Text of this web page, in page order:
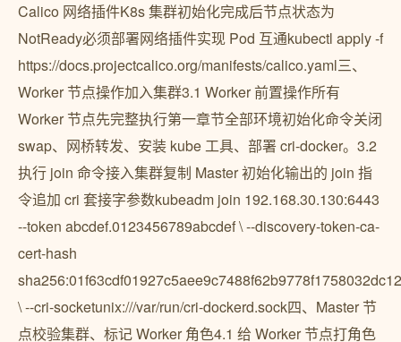
Calico 网络插件K8s 集群初始化完成后节点状态为
NotReady必须部署网络插件实现 Pod 互通kubectl apply -f
https://docs.projectcalico.org/manifests/calico.yaml三、
Worker 节点操作加入集群3.1 Worker 前置操作所有
Worker 节点先完整执行第一章节全部环境初始化命令关闭
swap、网桥转发、安装 kube 工具、部署 cri-docker。3.2
执行 join 命令接入集群复制 Master 初始化输出的 join 指
令追加 cri 套接字参数kubeadm join 192.168.30.130:6443
--token abcdef.0123456789abcdef \ --discovery-token-ca-
cert-hash
\ --cri-socketunix:///var/run/cri-dockerd.sock四、Master 节
点校验集群、标记 Worker 角色4.1 给 Worker 节点打角色